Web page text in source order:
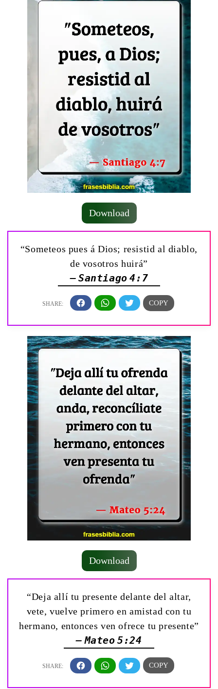
Download
“Someteos pues á Dios; resistid al diablo,
de vosotros huirá”
— Santiago 4:7
Download
“Deja allí tu presente delante del altar,
vete, vuelve primero en amistad con tu
hermano, entonces ven ofrece tu presente”
— Mateo 5:24